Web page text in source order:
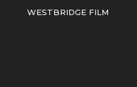
WESTBRIDGE FILM